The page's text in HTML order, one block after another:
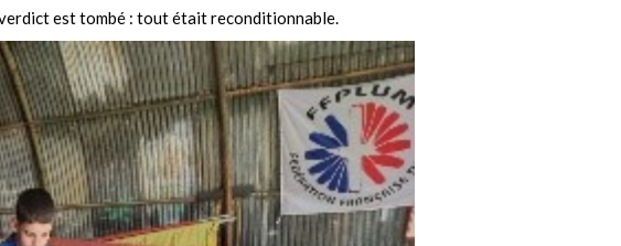
est tombé : tout était reconditionnable.